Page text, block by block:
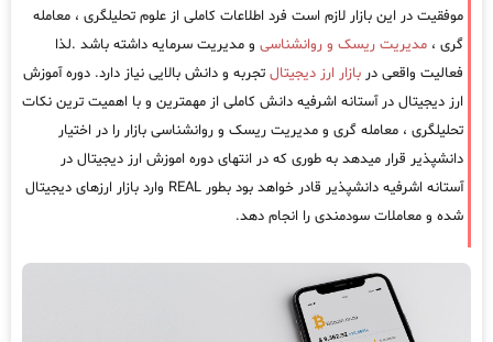
موفقیت در این بازار لازم است فرد اطلاعات کاملی از علوم تحلیلگری ، معامله
گری ، مدیریت ریسک و روانشناسی و مدیریت سرمایه داشته باشد .لذا
فعالیت واقعی در بازار ارز دیجیتال تجربه و دانش بالایی نیاز دارد. دوره آموزش
ارز دیجیتال در آستانه اشرفیه دانش کاملی از مهمترین و با اهمیت ترین نکات
تحلیلگری ، معامله گری و مدیریت ریسک و روانشناسی بازار را در اختیار
دانشپذیر قرار میدهد به طوری که در انتهای دوره اموزش ارز دیجیتال در
آستانه اشرفیه دانشپذیر قادر خواهد بود بطور REAL وارد بازار ارزهای دیجیتال
شده و معاملات سودمندی را انجام دهد.